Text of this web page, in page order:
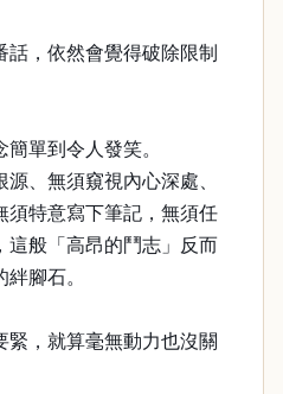
，依然會覺得破除限制
單到令人發笑。
、無須窺視內心深處、
須特意寫下筆記，無須任
這般「高昂的鬥志」反而
腳石。
緊，就算毫無動力也沒關